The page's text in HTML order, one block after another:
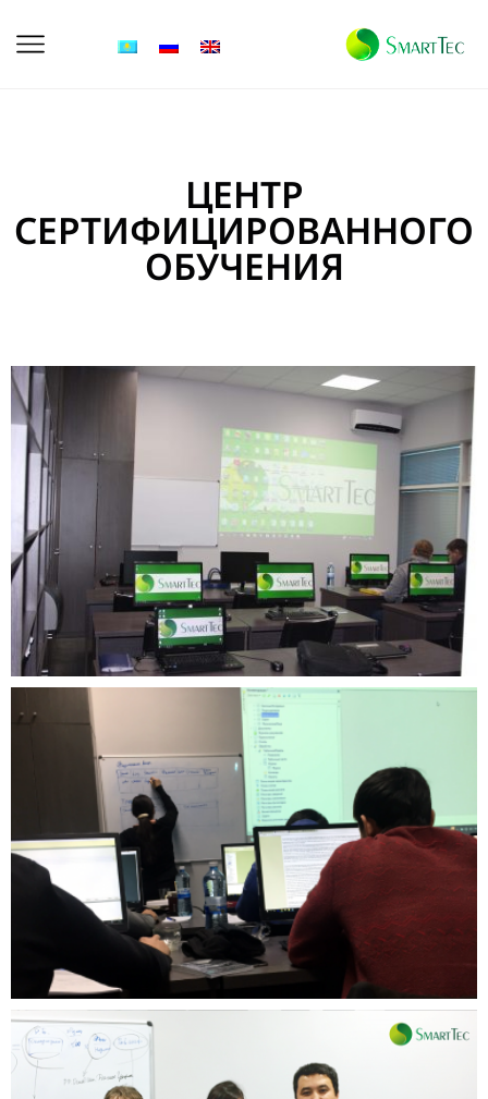
ЦЕНТР
СЕРТИФИЦИРОВАННОГО
ОБУЧЕНИЯ